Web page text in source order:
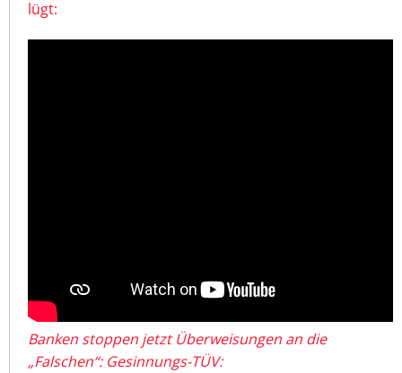
lügt:
Banken stoppen jetzt Überweisungen an die
„Falschen“: Gesinnungs-TÜV: